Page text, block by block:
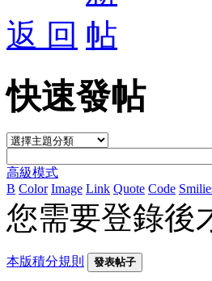
返 回
快速發帖
高級模式
B Color Image Link Quote Code
您需要登錄後
本版積分規則 發表帖子